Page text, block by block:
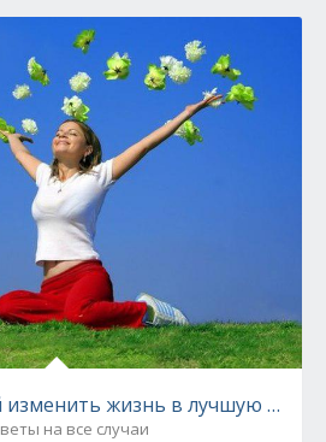
изменить жизнь в лучшую
на все случаи